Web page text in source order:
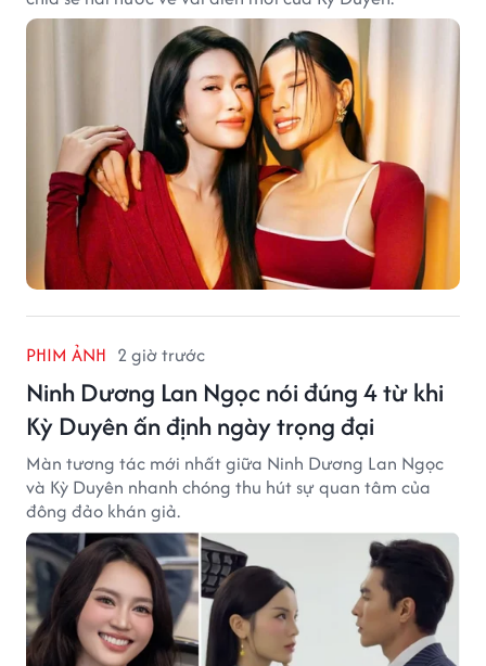
PHIM ẢNH 2 giờ trước
Ninh Dương Lan Ngọc nói đúng 4 từ khi
Kỳ Duyên ấn định ngày trọng đại
Màn tương tác mới nhất giữa Ninh Dương Lan Ngọc
và Kỳ Duyên nhanh chóng thu hút sự quan tâm của
đông đảo khán giả.